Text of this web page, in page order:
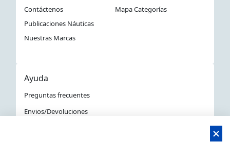
Contáctenos
Mapa Categorías
Publicaciones Náuticas
Nuestras Marcas
Ayuda
Preguntas frecuentes
Envios/Devoluciones